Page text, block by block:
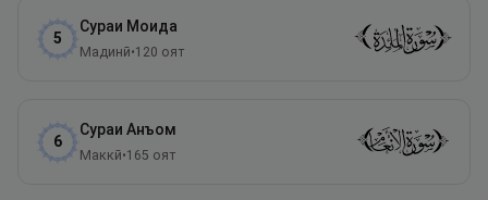
5
Сураи Моида
Мадинӣ•120 оят
6
Сураи Анъом
Маккӣ•165 оят